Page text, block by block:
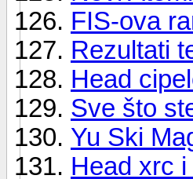
FIS-ova
Rezultati
Head
Sve što
Yu Ski
Head xrc i